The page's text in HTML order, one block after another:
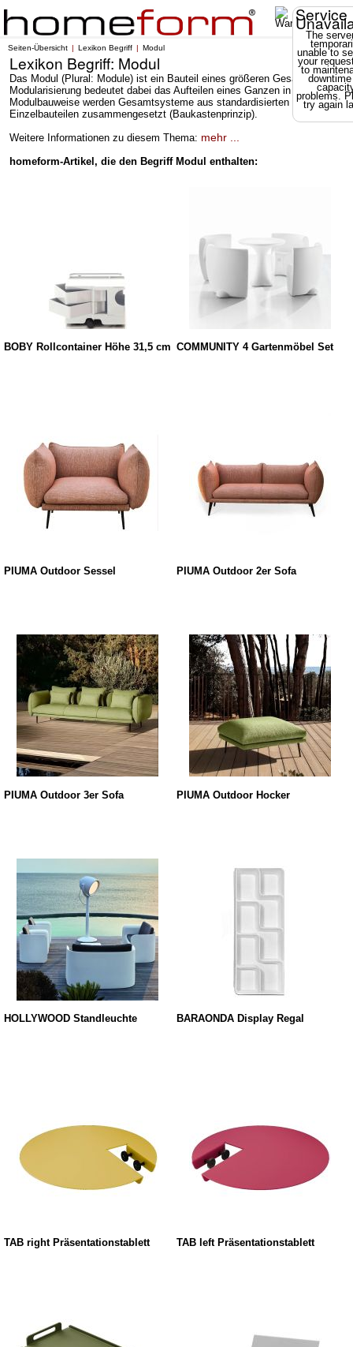
Service
The
unable to
your
to
problems.
try again
Seiten-Übersicht Lexikon Begriff Modul
Lexikon Begriff: Modul
Das Modul (Plural: Module) ist ein Bauteil eines größeren Gesamtsystems.
Modularisierung bedeutet dabei das Aufteilen eines Ganzen in Teile. Bei der
Modulbauweise werden Gesamtsysteme aus standardisierten
Einzelbauteilen zusammengesetzt (Baukastenprinzip).
Weitere Informationen zu diesem Thema: mehr ...
homeform-Artikel, die den Begriff Modul enthalten:
BOBY Rollcontainer Höhe 31,5 cm COMMUNITY 4 Gartenmöbel Set
PIUMA Outdoor Sessel PIUMA Outdoor 2er Sofa
PIUMA Outdoor 3er Sofa PIUMA Outdoor Hocker
HOLLYWOOD Standleuchte BARAONDA Display Regal
TAB right Präsentationstablett TAB left Präsentationstablett